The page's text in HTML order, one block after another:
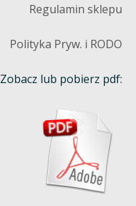
Regulamin sklepu
Polityka Pryw. i RODO
Zobacz lub pobierz pdf: